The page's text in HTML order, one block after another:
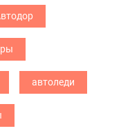
автоледи